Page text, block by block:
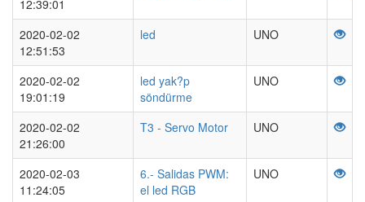
12:39:01
2020-02-02
12:51:53
led UNO
2020-02-02
19:01:19
led yak?p
söndürme
UNO
2020-02-02
21:26:00
T3 - Servo Motor UNO
2020-02-03
11:24:05
6.- Salidas PWM:
el led RGB
UNO